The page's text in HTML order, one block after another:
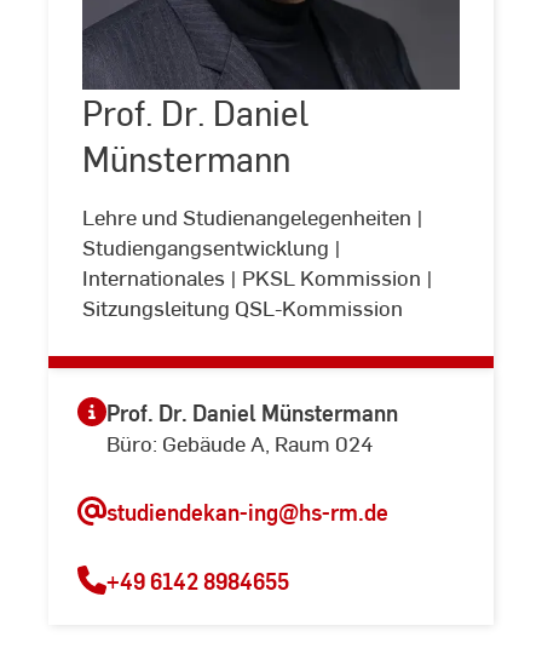
©
Andreas
Schlote
(www.andreasschlote.de)
Prof. Dr. Daniel
Münstermann
Lehre und Studienangelegenheiten |
Studiengangsentwicklung |
Internationales | PKSL Kommission |
Sitzungsleitung QSL-Kommission
Daniel
Münstermann
Prof. Dr. Daniel Münstermann
Büro: Gebäude A, Raum 024
studiendekan-ing@hs-rm.de
+49 6142 8984655